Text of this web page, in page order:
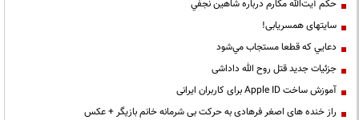
حكم آيت‌الله مكارم درباره شاهين نجفي
سایتهای همسریابی!
دعايي كه قطعا مستجاب مي‌شود
جزئیات جدید قتل روح الله داداشی
آموزش ساخت Apple ID برای کاربران ایرانی
راز خنده های اصغر فرهادی به حرکت بی شرمانه خانم بازیگر + عکس